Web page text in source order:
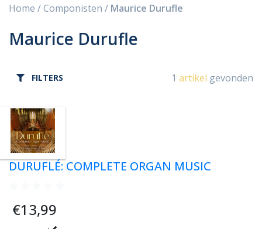
Home /Componisten / Maurice Durufle
Maurice Durufle
FILTERS 1 artikel gevonden
DURUFLÉ: COMPLETE ORGAN MUSIC
€13,99